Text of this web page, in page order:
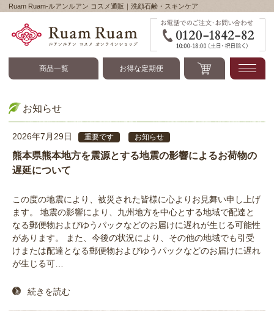
Ruam Ruam-ルアンルアン コスメ通販｜洗顔石鹸・スキンケア
Ruam Ruam-ルアンルアン
商品一覧 お得な定期便
お知らせ
2026年7月29日 重要です お知らせ
熊本県熊本地方を震源とする地震の影響によるお荷物の
遅延について
この度の地震により、被災された皆様に心よりお見舞い申し上げ
ます。 地震の影響により、九州地方を中心とする地域で配達と
なる郵便物およびゆうパックなどのお届けに遅れが生じる可能性
があります。 また、今後の状況により、その他の地域でも引受
けまたは配達となる郵便物およびゆうパックなどのお届けに遅れ
が生じる可…
続きを読む